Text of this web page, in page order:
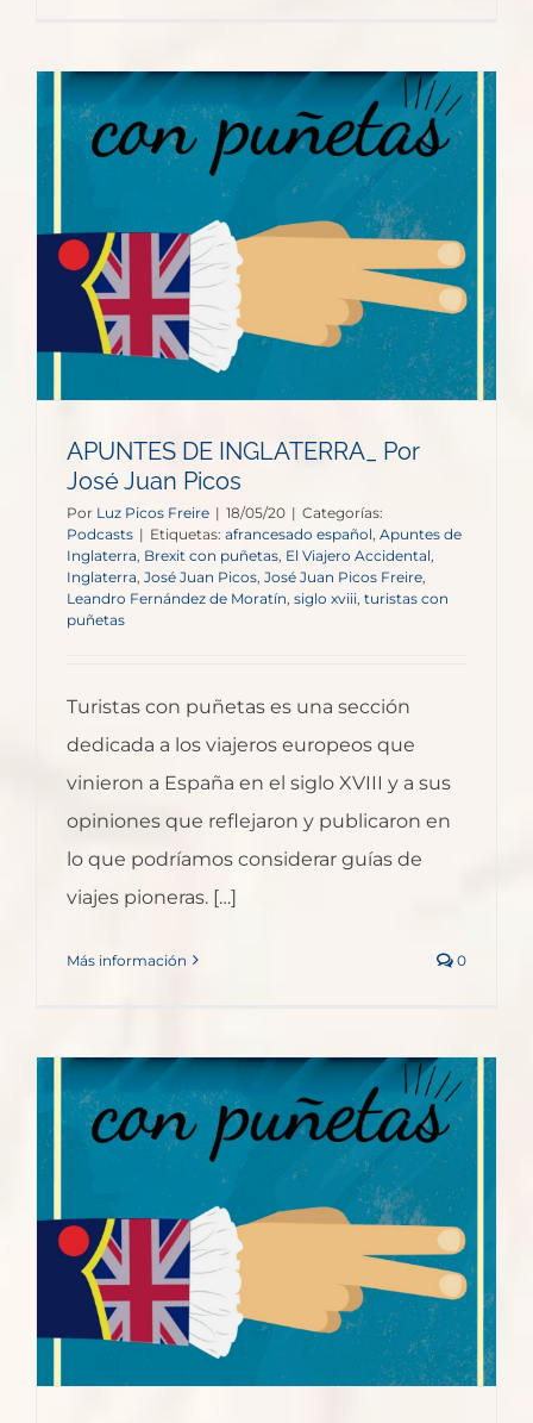
APUNTES DE INGLATERRA_ Por
José Juan Picos
Por Luz Picos Freire | 18/05/20 | Categorías:
Podcasts | Etiquetas: afrancesado español Apuntes de
Inglaterra Brexit con puñetas El Viajero Accidental
Inglaterra José Juan Picos José Juan Picos Freire
Leandro Fernández de Moratín siglo xviii turistas con
puñetas
Turistas con puñetas es una sección
dedicada a los viajeros europeos que
vinieron a España en el siglo XVIII y a sus
opiniones que reflejaron y publicaron en
lo que podríamos considerar guías de
viajes pioneras. […]
Más información 0